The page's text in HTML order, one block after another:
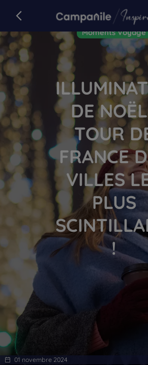
Campanileretour sur campanile.com
Moments Voyage
DE
TOUR
FRANCE
VILLES
PLUS
!
01 novembre 2024